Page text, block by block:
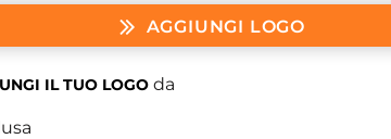
AGGIUNGI LOGO
IL TUO LOGO da